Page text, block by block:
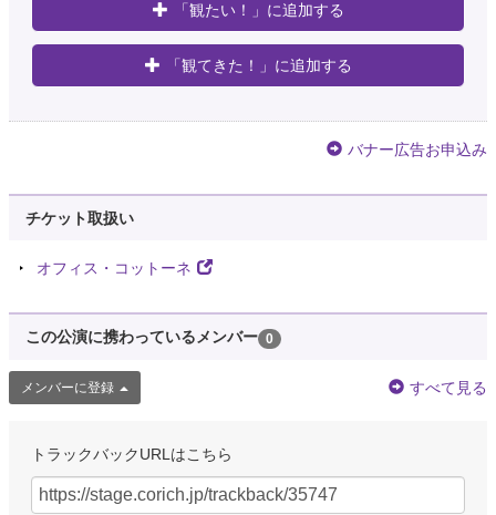
「観たい！」に追加する
「観てきた！」に追加する
バナー広告お申込み
チケット取扱い
オフィス・コットーネ
この公演に携わっているメンバー 0
メンバーに登録 すべて見る
トラックバックURLはこちら